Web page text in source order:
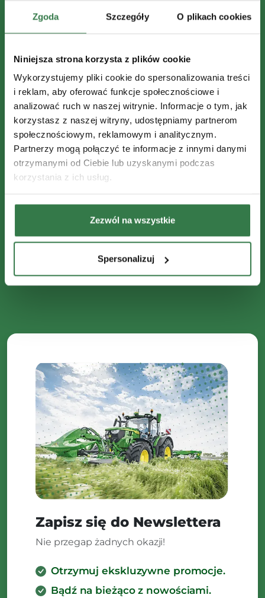
Zgoda Szczegóły O plikach cookies
Niniejsza strona korzysta z plików cookie
Wykorzystujemy pliki cookie do spersonalizowania treści
i reklam, aby oferować funkcje społecznościowe i
analizować ruch w naszej witrynie. Informacje o tym, jak
korzystasz z naszej witryny, udostępniamy partnerom
społecznościowym, reklamowym i analitycznym.
Partnerzy mogą połączyć te informacje z innymi danymi
otrzymanymi od Ciebie lub uzyskanymi podczas
korzystania z ich usług.
Zezwól na wszystkie
Spersonalizuj
Zapisz się do Newslettera
Nie przegap żadnych okazji!
Otrzymuj ekskluzywne promocje.
Bądź na bieżąco z nowościami.